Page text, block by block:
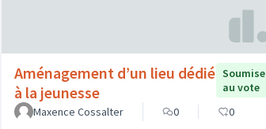
Aménagement d’un lieu dédié
à la jeunesse
Soumise
au vote
Maxence Cossalter
0 0